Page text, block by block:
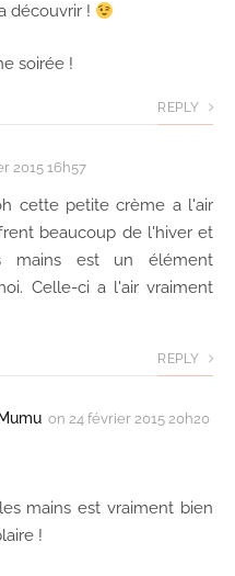
découvrir !
soirée !
REPLY
2015 16h57
cette petite crème a l'air
beaucoup de l'hiver et
mains est un élément
Celle-ci a l'air vraiment
REPLY
on 24 février 2015 20h20
mains est vraiment bien
!